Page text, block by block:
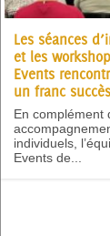
Les séances
et les
Events
un franc
En complément
individuels,
Events de...